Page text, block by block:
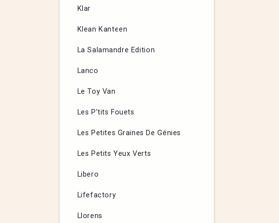
Klar
Klean Kanteen
La Salamandre Edition
Lanco
Le Toy Van
Les P’tits Fouets
Les Petites Graines De Génies
Les Petits Yeux Verts
Libero
Lifefactory
Llorens